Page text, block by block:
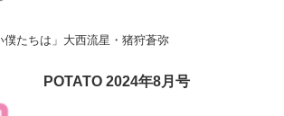
僕たちは」大西流星・猪狩蒼弥
POTATO 2024年8月号